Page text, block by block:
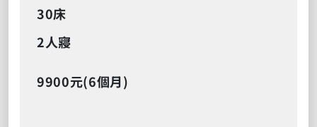
30床
2人寢
9900元(6個月)